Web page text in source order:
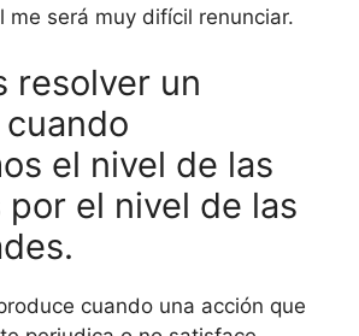
me será muy difícil renunciar.
resolver un
el nivel de las
por el nivel de las
cuando una acción que